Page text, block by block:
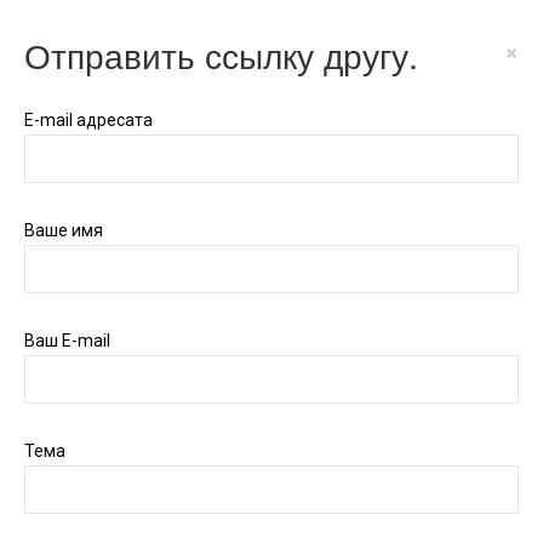
Отправить ссылку другу. ×
E-mail адресата
Ваше имя
Ваш E-mail
Тема